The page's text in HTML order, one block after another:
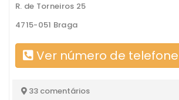
R. de Torneiros 25
4715-051 Braga
Ver número de telefone
33 comentários